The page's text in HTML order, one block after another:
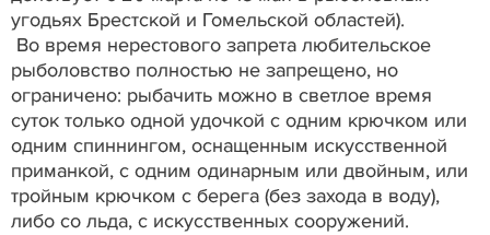
угодьях Брестской и Гомельской областей).
Во время нерестового запрета любительское
рыболовство полностью не запрещено, но
ограничено: рыбачить можно в светлое время
суток только одной удочкой с одним крючком или
одним спиннингом, оснащенным искусственной
приманкой, с одним одинарным или двойным, или
тройным крючком с берега (без захода в воду),
либо со льда, с искусственных сооружений.